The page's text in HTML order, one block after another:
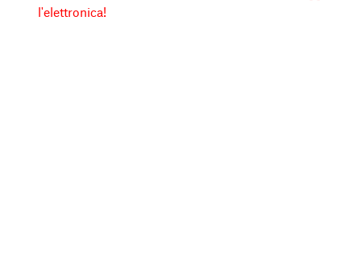
l'elettronica!